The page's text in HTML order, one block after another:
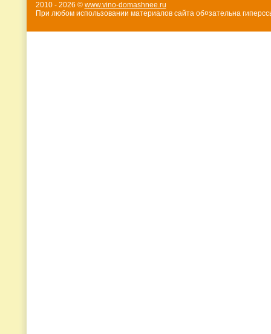
2010 - 2026 © www.vino-domashnee.ru
При любом использовании материалов сайта об¤зательна